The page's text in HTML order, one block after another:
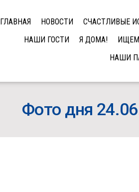
ГЛАВНАЯ НОВОСТИ СЧАСТЛИВЫЕ
НАШИ ГОСТИ
Я ДОМА!
НАШИ
Фото дня